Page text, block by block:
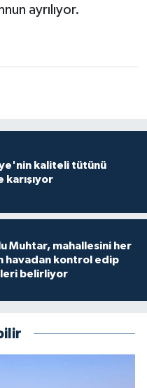
ayrılıyor.
kaliteli tütünü
karışıyor
Muhtar, mahallesini her
havadan kontrol edip
belirliyor